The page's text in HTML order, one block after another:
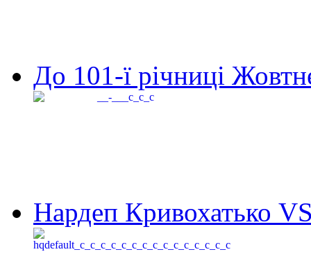
До 101-ї річниці
Нардеп Кривохатько